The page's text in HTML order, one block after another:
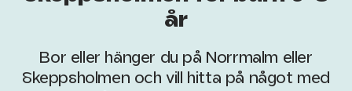
år
Bor eller hänger du på Norrmalm eller
Skeppsholmen och vill hitta på något med